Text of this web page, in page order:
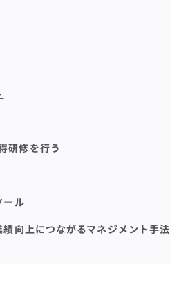
研修を行う
ール
向上につながるマネジメント手法